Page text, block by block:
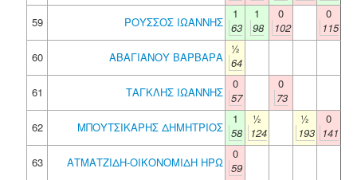
59 ΡΟΥΣΣΟΣ ΙΩΑΝΝΗΣ
1
63
1
98
0
102
0
115
60
ΑΒΑΓΙΑΝΟΥ ΒΑΡΒΑΡΑ
½
64
61
ΤΑΓΚΛΗΣ ΙΩΑΝΝΗΣ
0
57
0
73
62
ΜΠΟΥΤΣΙΚΑΡΗΣ ΔΗΜΗΤΡΙΟΣ
1
58
½
124
½
193
0
141
63
ΑΤΜΑΤΖΙΔΗ-ΟΙΚΟΝΟΜΙΔΗ ΗΡΩ
0
59